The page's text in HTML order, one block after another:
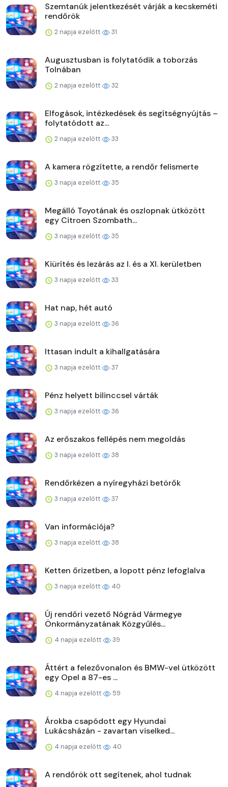
Szemtanúk jelentkezését várják a kecskeméti
rendőrök
2 napja ezelőtt 31
Augusztusban is folytatódik a toborzás
Tolnában
2 napja ezelőtt 32
Elfogások, intézkedések és segítségnyújtás –
folytatódott az...
2 napja ezelőtt 33
A kamera rögzítette, a rendőr felismerte
3 napja ezelőtt 35
Megálló Toyotának és oszlopnak ütközött
egy Citroen Szombath...
3 napja ezelőtt 35
Kiürítés és lezárás az I. és a XI. kerületben
3 napja ezelőtt 33
Hat nap, hét autó
3 napja ezelőtt 36
Ittasan indult a kihallgatására
3 napja ezelőtt 37
Pénz helyett bilinccsel várták
3 napja ezelőtt 36
Az erőszakos fellépés nem megoldás
3 napja ezelőtt 38
Rendőrkézen a nyíregyházi betörők
3 napja ezelőtt 37
Van információja?
3 napja ezelőtt 38
Ketten őrizetben, a lopott pénz lefoglalva
3 napja ezelőtt 40
Új rendőri vezető Nógrád Vármegye
Önkormányzatának Közgyűlés...
4 napja ezelőtt 39
Áttért a felezővonalon és BMW-vel ütközött
egy Opel a 87-es ...
4 napja ezelőtt 59
Árokba csapódott egy Hyundai
Lukácsházán - zavartan viselked...
4 napja ezelőtt 40
A rendőrök ott segítenek, ahol tudnak